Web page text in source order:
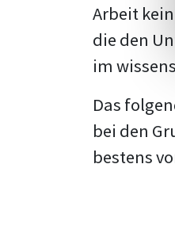
Arbeit
die den
im
Das
bei den
bestens